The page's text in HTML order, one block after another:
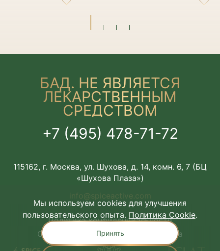
Мы используем cookies для улучшения
пользовательского опыта. Политика Cookie.
Принять
БАД. НЕ ЯВЛЯЕТСЯ
ЛЕКАРСТВЕННЫМ
СРЕДСТВОМ
+7 (495) 478-71-72
115162, г. Москва, ул. Шухова, д. 14, комн. 6, 7 (БЦ
«Шухова Плаза»)
info@spiceactive.com
Политика конфиденциальности
Соглашение об использовании сайта